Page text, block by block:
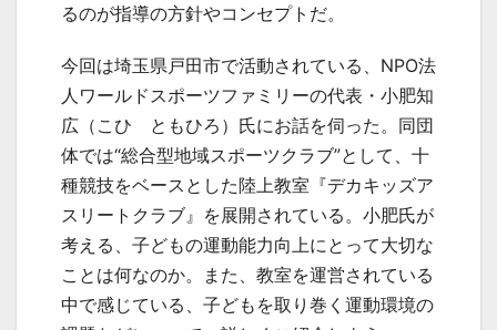
るのが指導の方針やコンセプトだ。
今回は埼玉県戸田市で活動されている、NPO法
人ワールドスポーツファミリーの代表・小肥知
広（こひ ともひろ）氏にお話を伺った。同団
体では“総合型地域スポーツクラブ”として、十
種競技をベースとした陸上教室『デカキッズア
スリートクラブ』を展開されている。小肥氏が
考える、子どもの運動能力向上にとって大切な
ことは何なのか。また、教室を運営されている
中で感じている、子どもを取り巻く運動環境の